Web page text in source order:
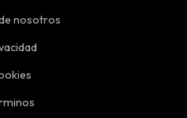
nosotros